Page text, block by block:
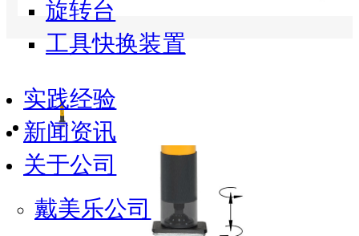
旋转台
工具快换装置
实践经验
新闻资讯
关于公司
戴美乐公司